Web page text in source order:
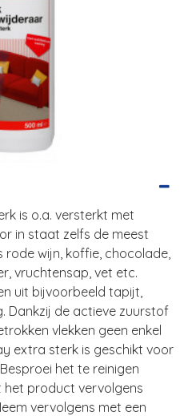
is o.a. versterkt met
in staat zelfs de meest
rode wijn, koffie, chocolade,
vruchtensap, vet etc.
uit bijvoorbeeld tapijt,
Dankzij de actieve zuurstof
vlekken geen enkel
extra sterk is geschikt voor
het te reinigen
het product vervolgens
vervolgens met een